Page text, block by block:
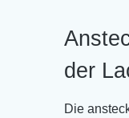
der
Die